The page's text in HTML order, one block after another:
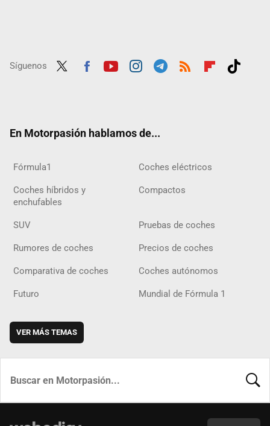
Síguenos
En Motorpasión hablamos de...
Fórmula1 Coches eléctricos
Coches híbridos y
enchufables
Compactos
SUV Pruebas de coches
Rumores de coches Precios de coches
Comparativa de coches Coches autónomos
Futuro Mundial de Fórmula 1
VER MÁS TEMAS